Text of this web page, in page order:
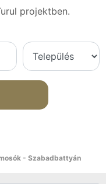
projektben.
- Szabadbattyán